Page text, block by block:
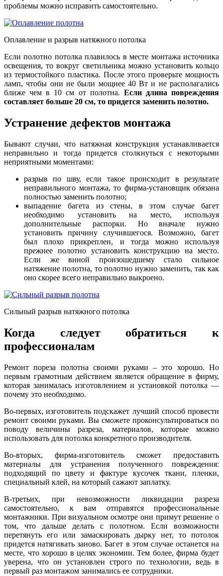
проблемы можно исправить самостоятельно.
Оплавление и разрыв натяжного потолка
Если полотно потолка плавилось в месте монтажа источника
освещения, то вокруг светильника можно установить кольцо
из термостойкого пластика. После этого проверьте мощность
ламп, чтобы они не были мощнее 40 Вт и не располагались
ближе чем в 10 см от полотна. Если длина повреждения
составляет больше 20 см, то придется заменить полотно.
Устранение дефектов монтажа
Бывают случаи, что натяжная конструкция устанавливается
неправильно и тогда придется столкнуться с некоторыми
неприятными моментами:
разрыв по шву, если такое происходит в результате
неправильного монтажа, то фирма-установщик обязана
полностью заменить полотно;
выпадение багета из стены, в этом случае багет
необходимо установить на место, используя
дополнительные распорки. Но вначале нужно
установить причину случившегося. Возможно, багет
был плохо прикреплен, и тогда можно используя
прежнее полотно установить конструкцию на место.
Если же виной произошедшему стало сильное
натяжение полотна, то полотно нужно заменить, так как
оно скорее всего неправильно выкроено.
Сильный разрыв натяжного потолка
Когда следует обратиться к
профессионалам
Ремонт пореза полотна своими руками – это хорошо. Но
первым грамотным действием является обращение в фирму,
которая занималась изготовлением и установкой потолка —
почему это необходимо.
Во-первых, изготовитель подскажет лучший способ провести
ремонт своими руками. Вы сможете проконсультироваться по
поводу величины разреза, материалов, которые можно
использовать для потолка конкретного производителя.
Во-вторых, фирма-изготовитель сможет предоставить
материалы для устранения полученного повреждения:
подходящий по цвету и фактуре кусочек ткани, пленки,
специальный клей, на который сажают заплатку.
В-третьих, при невозможности ликвидации разреза
самостоятельно, к вам отправятся профессиональные
монтажники. При визуальном осмотре они примут решение о
том, что дальше делать с полотном. Если возможности
перетянуть его или замаскировать дырку нет, то потолок
придется натягивать заново. Багет в этом случае останется на
месте, что хорошо в целях экономии. Тем более, фирма будет
уверена, что он установлен строго по технологии, ведь в
первый раз монтажом занимались ее сотрудники.